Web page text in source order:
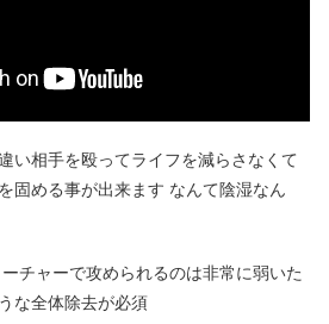
い相手を殴ってライフを減らさなくて
固める事が出来ます なんて陰湿なん
チャーで攻められるのは非常に弱いた
な全体除去が必須